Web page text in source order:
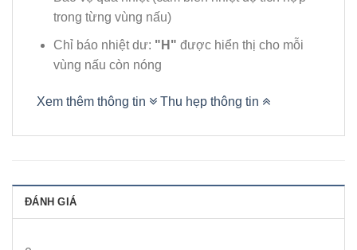
trong từng vùng nấu)
Chỉ báo nhiệt dư: "H" được hiển thị cho mỗi
vùng nấu còn nóng
Xem thêm thông tin Thu hẹp thông tin
ĐÁNH GIÁ